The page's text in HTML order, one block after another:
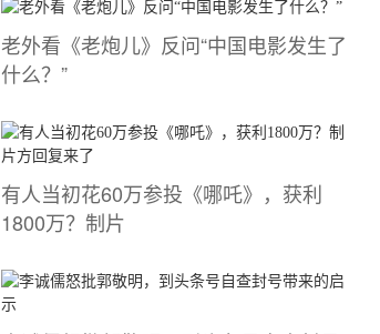
老外看《老炮儿》反问“中国电影发生了
什么？”
有人当初花60万参投《哪吒》，获利
1800万？制片